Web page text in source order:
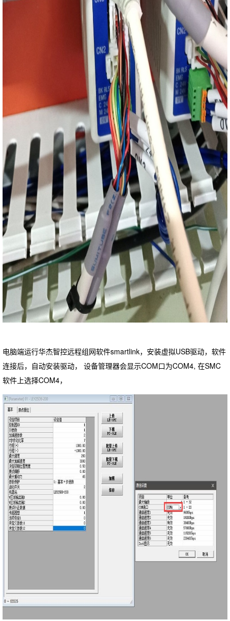
电脑端运行华杰智控远程组网软件smartlink，安装虚拟USB驱动，软件
连接后，自动安装驱动， 设备管理器会显示COM口为COM4, 在SMC
软件上选择COM4，